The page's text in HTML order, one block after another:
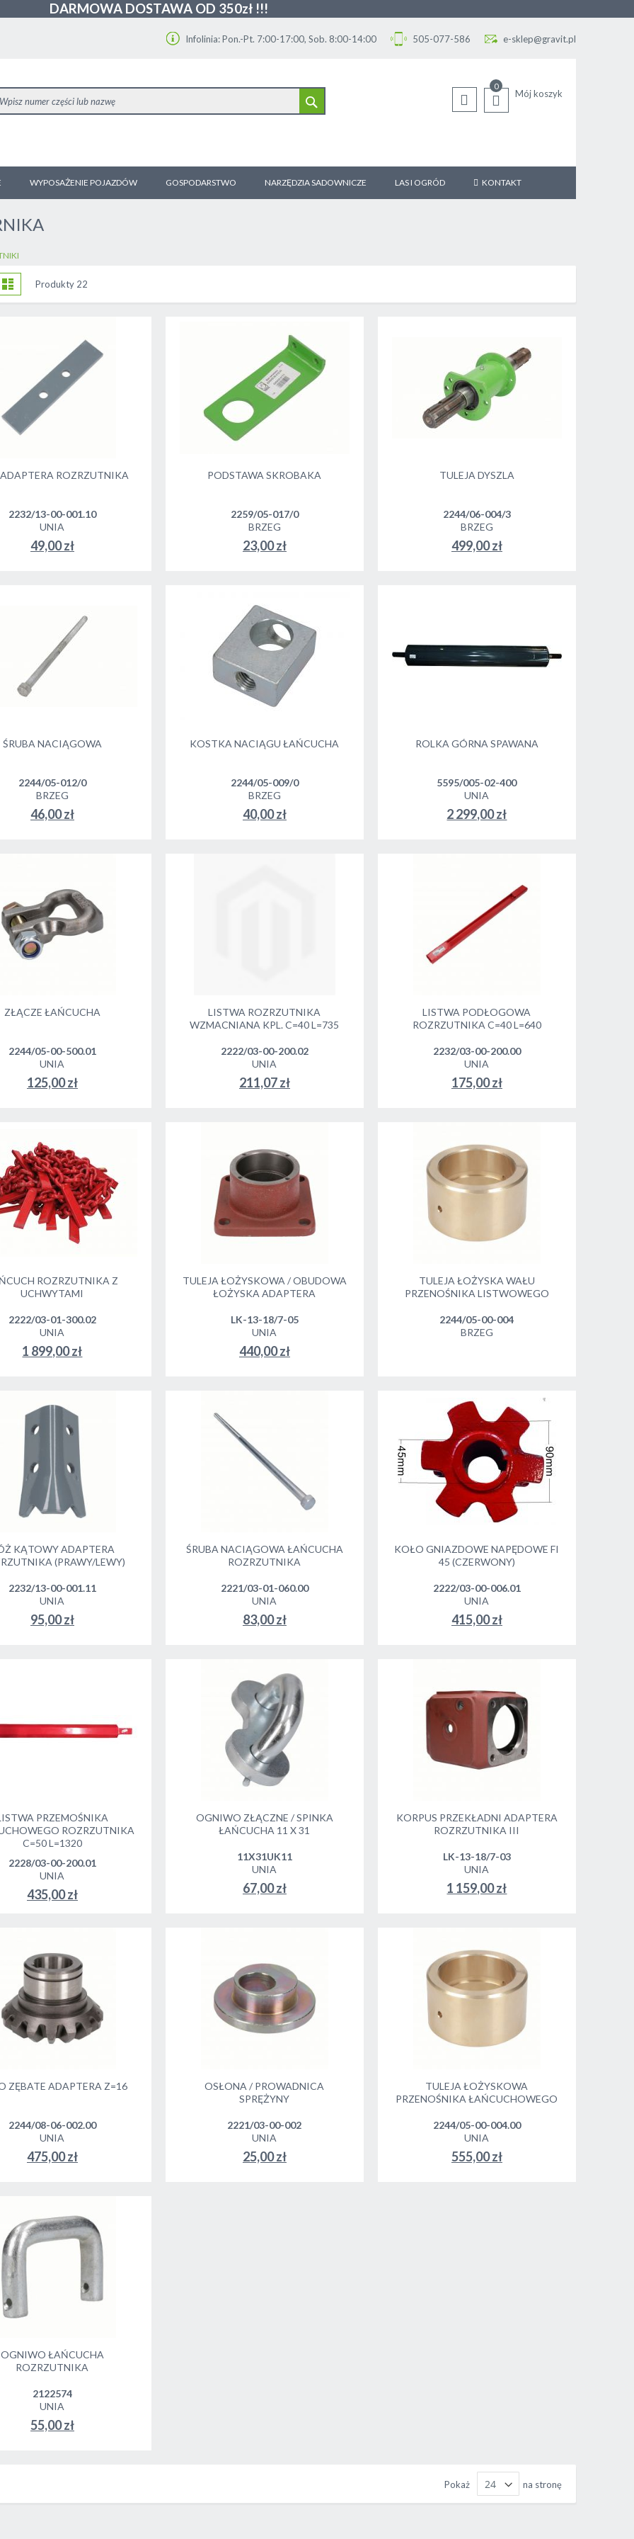
DARMOWA DOSTAWA OD 350zł !!!
Infolinia: Pon.-Pt. 7:00-17:00, Sob. 8:00-14:00 505-077-586 e-sklep@gravit.pl
Mój koszyk
0
WYPOSAŻENIE POJAZDÓW GOSPODARSTWO NARZĘDZIA SADOWNICZE LAS I OGRÓD KONTAKT
Lista Produkty 22
ROZRZUTNIKA
2232/13-00-001.10
UNIA
49,00 zł
DO KOSZYKA
PODSTAWA SKROBAKA
2259/05-017/0
BRZEG
23,00 zł
TULEJA DYSZLA
2244/06-004/3
BRZEG
499,00 zł
ŚRUBA NACIĄGOWA
2244/05-012/0
BRZEG
46,00 zł
KOSTKA NACIĄGU ŁAŃCUCHA
2244/05-009/0
BRZEG
40,00 zł
ROLKA GÓRNA SPAWANA
5595/005-02-400
UNIA
2 299,00 zł
ZŁĄCZE ŁAŃCUCHA
2244/05-00-500.01
UNIA
125,00 zł
LISTWA ROZRZUTNIKA
WZMACNIANA KPL. C=40 L=735
2222/03-00-200.02
UNIA
211,07 zł
LISTWA PODŁOGOWA
ROZRZUTNIKA C=40 L=640
2232/03-00-200.00
UNIA
175,00 zł
ROZRZUTNIKA Z
UCHWYTAMI
2222/03-01-300.02
UNIA
1 899,00 zł
TULEJA ŁOŻYSKOWA / OBUDOWA
ŁOŻYSKA ADAPTERA
LK-13-18/7-05
UNIA
440,00 zł
TULEJA ŁOŻYSKA WAŁU
PRZENOŚNIKA LISTWOWEGO
2244/05-00-004
BRZEG
KĄTOWY ADAPTERA
(PRAWY/LEWY)
2232/13-00-001.11
UNIA
95,00 zł
ŚRUBA NACIĄGOWA ŁAŃCUCHA
ROZRZUTNIKA
2221/03-01-060.00
UNIA
83,00 zł
KOŁO GNIAZDOWE NAPĘDOWE FI
45 (CZERWONY)
2222/03-00-006.01
UNIA
415,00 zł
PRZEMOŚNIKA
ROZRZUTNIKA
C=50 L=1320
2228/03-00-200.01
UNIA
435,00 zł
OGNIWO ZŁĄCZNE / SPINKA
ŁAŃCUCHA 11 X 31
11X31UK11
UNIA
67,00 zł
KORPUS PRZEKŁADNI ADAPTERA
ROZRZUTNIKA III
LK-13-18/7-03
UNIA
1 159,00 zł
ZĘBATE ADAPTERA Z=16
2244/08-06-002.00
UNIA
475,00 zł
OSŁONA / PROWADNICA
SPRĘŻYNY
2221/03-00-002
UNIA
25,00 zł
TULEJA ŁOŻYSKOWA
PRZENOŚNIKA ŁAŃCUCHOWEGO
2244/05-00-004.00
UNIA
555,00 zł
OGNIWO ŁAŃCUCHA
ROZRZUTNIKA
2122574
UNIA
55,00 zł
Pokaż na stronę